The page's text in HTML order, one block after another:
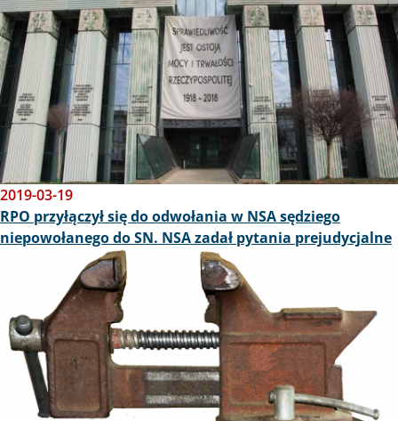
2019-03-19
RPO przyłączył się do odwołania w NSA sędziego
niepowołanego do SN. NSA zadał pytania prejudycjalne